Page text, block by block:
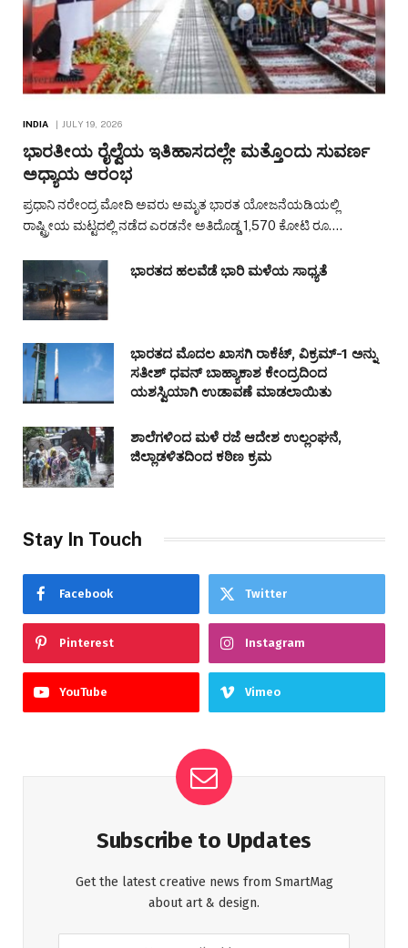
INDIA JULY 19, 2026
ಭಾರತೀಯ ರೈಲ್ವೆಯ ಇತಿಹಾಸದಲ್ಲೇ ಮತ್ತೊಂದು ಸುವರ್ಣ
ಅಧ್ಯಾಯ ಆರಂಭ
ಪ್ರಧಾನಿ ನರೇಂದ್ರ ಮೋದಿ ಅವರು ಅಮೃತ ಭಾರತ ಯೋಜನೆಯಡಿಯಲ್ಲಿ
ರಾಷ್ಟ್ರೀಯ ಮಟ್ಟದಲ್ಲಿ ನಡೆದ ಎರಡನೇ ಅತಿದೊಡ್ಡ 1,570 ಕೋಟಿ ರೂ.…
ಭಾರತದ ಹಲವೆಡೆ ಭಾರಿ ಮಳೆಯ ಸಾಧ್ಯತೆ
ಭಾರತದ ಮೊದಲ ಖಾಸಗಿ ರಾಕೆಟ್, ವಿಕ್ರಮ್-1 ಅನ್ನು
ಸತೀಶ್ ಧವನ್ ಬಾಹ್ಯಾಕಾಶ ಕೇಂದ್ರದಿಂದ
ಯಶಸ್ವಿಯಾಗಿ ಉಡಾವಣೆ ಮಾಡಲಾಯಿತು
ಶಾಲೆಗಳಿಂದ ಮಳೆ ರಜೆ ಆದೇಶ ಉಲ್ಲಂಘನೆ,
ಜಿಲ್ಲಾಡಳಿತದಿಂದ ಕಠಿಣ ಕ್ರಮ
Stay In Touch
Facebook Twitter
Pinterest Instagram
YouTube Vimeo
Subscribe to Updates
Get the latest creative news from SmartMag
about art & design.